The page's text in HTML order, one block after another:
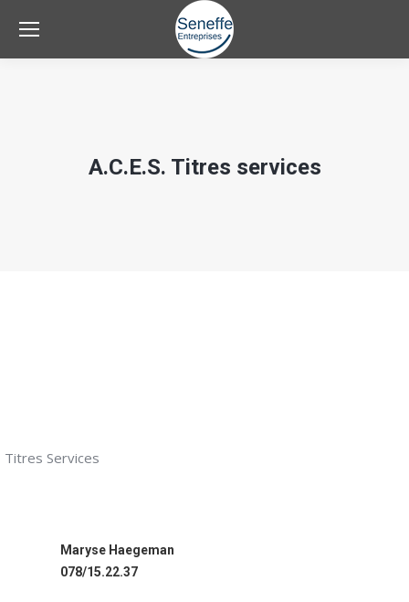
A.C.E.S. Titres services
Titres Services
Maryse Haegeman
078/15.22.37